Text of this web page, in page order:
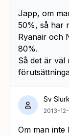
Japp, om
50%, så har
Ryanair och
80%.
Så det är väl
Sv Slurk
2013-
Om man inte